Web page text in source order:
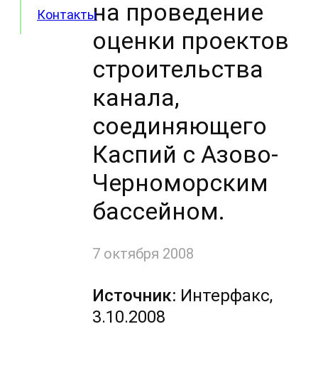
Контактына проведение
оценки проектов
строительства
канала,
соединяющего
Каспий с Азово-
Черноморским
бассейном.
7 октября 2008
Источник: Интерфакс,
3.10.2008